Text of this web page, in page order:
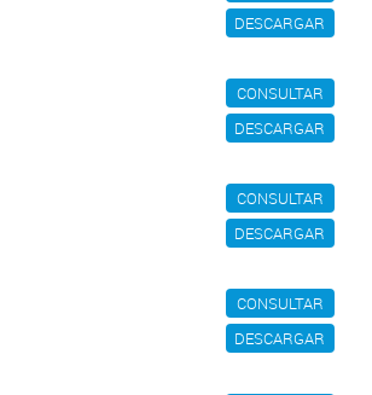
DESCARGAR
CONSULTAR
DESCARGAR
CONSULTAR
DESCARGAR
CONSULTAR
DESCARGAR